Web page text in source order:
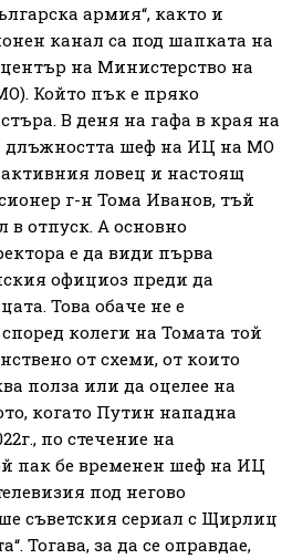
армия“, както и
канал са под шапката на
на Министерство на
Който пък е пряко
В деня на гафа в края на
длъжността шеф на ИЦ на МО
ловец и настоящ
г-н Тома Иванов, тъй
в отпуск. А основно
е да види първа
официоз преди да
Това обаче не е
колеги на Томата той
от схеми, от които
полза или да оцелее на
когато Путин нападна
по стечение на
пак бе временен шеф на ИЦ
под негово
съветския сериал с Щирлиц
Тогава, за да се оправдае,